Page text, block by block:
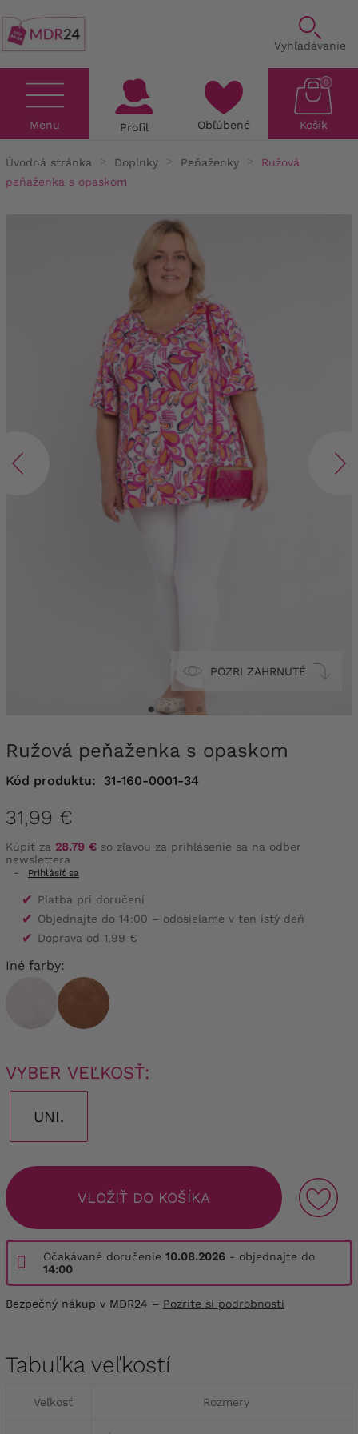
Vyhľadávanie
Menu Profil Obľúbené Košík
0
Úvodná stránka Doplnky Peňaženky
Ružová
peňaženka s opaskom
POZRI ZAHRNUTÉ
Ružová peňaženka s opaskom
Kód produktu: 31-160-0001-34
31,99 €
Kúpiť za 28.79 € so zľavou za prihlásenie sa na odber
newslettera
-
Prihlásiť sa
✔ Platba pri doručení
✔ Objednajte do 14:00 – odosielame v ten istý deň
✔ Doprava od 1,99 €
Iné farby:
VYBER VEĽKOSŤ:
UNI.
VLOŽIŤ DO KOŠÍKA
Očakávané doručenie 10.08.2026 - objednajte do
14:00
Bezpečný nákup v MDR24 – Pozrite si podrobnosti
Tabuľka veľkostí
Veľkosť Rozmery